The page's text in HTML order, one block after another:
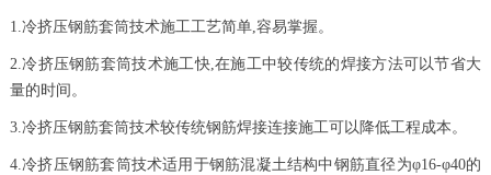
1.冷挤压钢筋套筒技术施工工艺简单,容易掌握。
2.冷挤压钢筋套筒技术施工快,在施工中较传统的焊接方法可以节省大
量的时间。
3.冷挤压钢筋套筒技术较传统钢筋焊接连接施工可以降低工程成本。
4.冷挤压钢筋套筒技术适用于钢筋混凝土结构中钢筋直径为φ16-φ40的